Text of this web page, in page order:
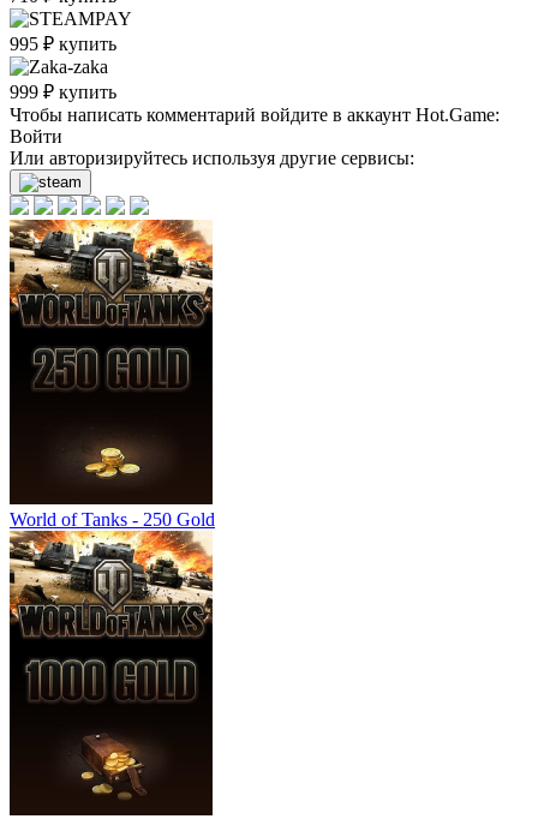
995 ₽ купить
999 ₽ купить
Чтобы написать комментарий войдите в аккаунт Hot.Game:
Войти
Или авторизируйтесь используя другие сервисы:
World of Tanks - 250 Gold